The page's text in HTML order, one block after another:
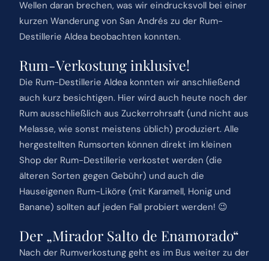
Wellen daran brechen, was wir eindrucksvoll bei einer
kurzen Wanderung von San Andrés zu der Rum-
Destillerie Aldea beobachten konnten.
Rum-Verkostung inklusive!
Die Rum-Destillerie Aldea konnten wir anschließend
auch kurz besichtigen. Hier wird auch heute noch der
Rum ausschließlich aus Zuckerrohrsaft (und nicht aus
Melasse, wie sonst meistens üblich) produziert. Alle
hergestellten Rumsorten können direkt im kleinen
Shop der Rum-Destillerie verkostet werden (die
älteren Sorten gegen Gebühr) und auch die
Hauseigenen Rum-Liköre (mit Karamell, Honig und
Banane) sollten auf jeden Fall probiert werden! 😉
Der „Mirador Salto de Enamorado“
Nach der Rumverkostung geht es im Bus weiter zu der